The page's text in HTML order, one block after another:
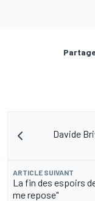
Davide
ARTICLE SUIVANT
La fin des espoirs
me repose"